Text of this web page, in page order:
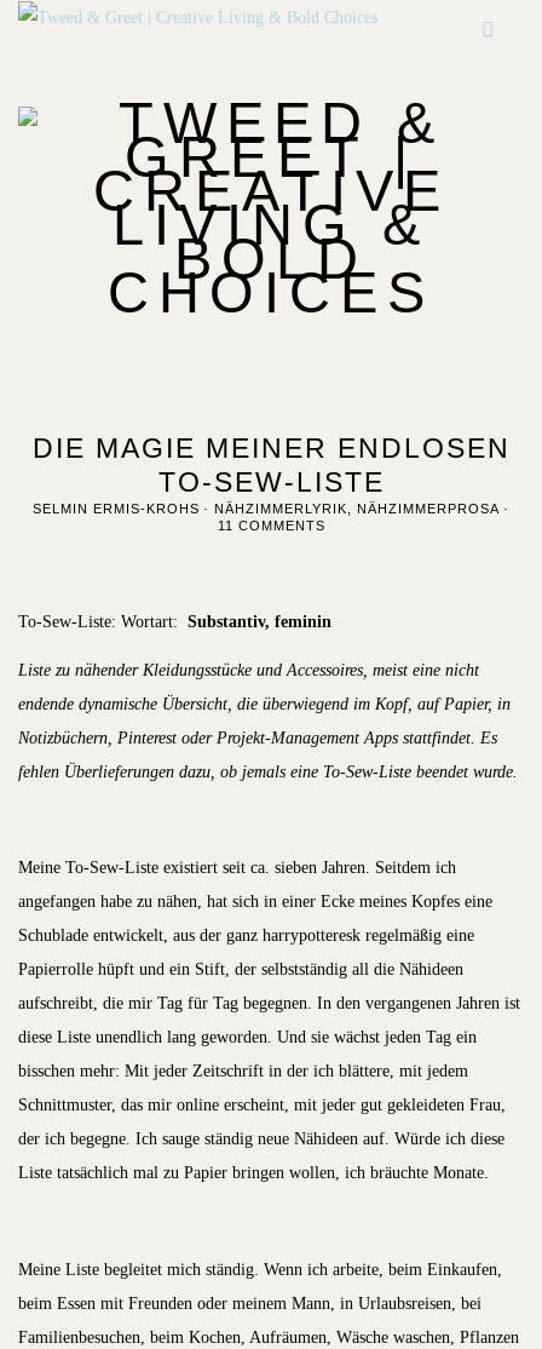
DIE MAGIE MEINER ENDLOSEN
TO-SEW-LISTE
SELMIN ERMIS-KROHS NÄHZIMMERLYRIK
NÄHZIMMERPROSA
11 COMMENTS
To-Sew-Liste: Wortart: Substantiv, feminin
Liste zu nähender Kleidungsstücke und Accessoires, meist eine nicht
endende dynamische Übersicht, die überwiegend im Kopf, auf Papier, in
Notizbüchern, Pinterest oder Projekt-Management Apps stattfindet. Es
fehlen Überlieferungen dazu, ob jemals eine To-Sew-Liste beendet wurde.
Meine To-Sew-Liste existiert seit ca. sieben Jahren. Seitdem ich
angefangen habe zu nähen, hat sich in einer Ecke meines Kopfes eine
Schublade entwickelt, aus der ganz harrypotteresk regelmäßig eine
Papierrolle hüpft und ein Stift, der selbstständig all die Nähideen
aufschreibt, die mir Tag für Tag begegnen. In den vergangenen Jahren ist
diese Liste unendlich lang geworden. Und sie wächst jeden Tag ein
bisschen mehr: Mit jeder Zeitschrift in der ich blättere, mit jedem
Schnittmuster, das mir online erscheint, mit jeder gut gekleideten Frau,
der ich begegne. Ich sauge ständig neue Nähideen auf. Würde ich diese
Liste tatsächlich mal zu Papier bringen wollen, ich bräuchte Monate.
Meine Liste begleitet mich ständig. Wenn ich arbeite, beim Einkaufen,
beim Essen mit Freunden oder meinem Mann, in Urlaubsreisen, bei
Familienbesuchen, beim Kochen, Aufräumen, Wäsche waschen, Pflanzen